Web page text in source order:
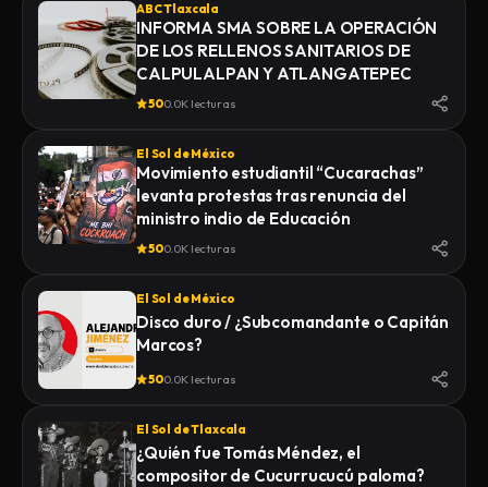
ABC Tlaxcala
INFORMA SMA SOBRE LA OPERACIÓN
DE LOS RELLENOS SANITARIOS DE
CALPULALPAN Y ATLANGATEPEC
500.0K lecturas
El Sol de México
Movimiento estudiantil “Cucarachas”
levanta protestas tras renuncia del
ministro indio de Educación
500.0K lecturas
El Sol de México
Disco duro / ¿Subcomandante o Capitán
Marcos?
500.0K lecturas
El Sol de Tlaxcala
¿Quién fue Tomás Méndez, el
compositor de Cucurrucucú paloma?